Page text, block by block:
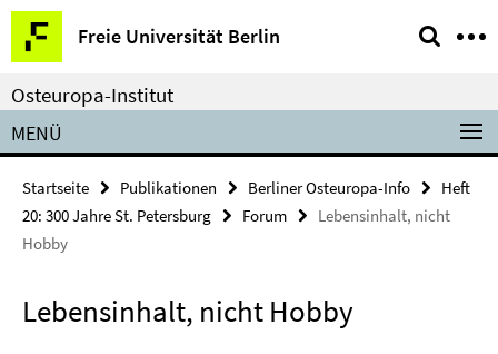
Springe
direkt
zu
Inhalt
Freie Universität Berlin
Service-
Navigation
Osteuropa-Institut
MENÜ
Startseite Publikationen Berliner Osteuropa-Info
Heft
20: 300 Jahre St. Petersburg
Forum
Lebensinhalt, nicht
Hobby
Lebensinhalt, nicht Hobby